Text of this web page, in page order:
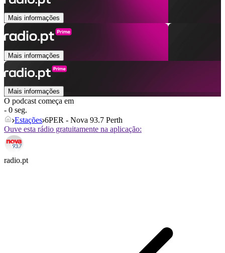
Mais informações
Mais informações
Mais informações
O podcast começa em
- 0 seg.
Estações 6PER - Nova 93.7 Perth
Ouve esta rádio gratuitamente na aplicação:
radio.pt